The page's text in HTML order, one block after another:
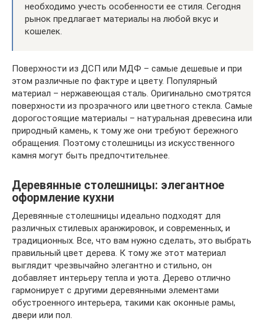
необходимо учесть особенности ее стиля. Сегодня
рынок предлагает материалы на любой вкус и
кошелек.
Поверхности из ДСП или МДФ – самые дешевые и при
этом различные по фактуре и цвету. Популярный
материал – нержавеющая сталь. Оригинально смотрятся
поверхности из прозрачного или цветного стекла. Самые
дорогостоящие материалы – натуральная древесина или
природный камень, к тому же они требуют бережного
обращения. Поэтому столешницы из искусственного
камня могут быть предпочтительнее.
Деревянные столешницы: элегантное
оформление кухни
Деревянные столешницы идеально подходят для
различных стилевых аранжировок, и современных, и
традиционных. Все, что вам нужно сделать, это выбрать
правильный цвет дерева. К тому же этот материал
выглядит чрезвычайно элегантно и стильно, он
добавляет интерьеру тепла и уюта. Дерево отлично
гармонирует с другими деревянными элементами
обустроенного интерьера, такими как оконные рамы,
двери или пол.